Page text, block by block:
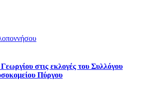
στις εκλογές του Συλλόγου
Πύργου